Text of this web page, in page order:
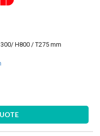
H800 / T275 mm